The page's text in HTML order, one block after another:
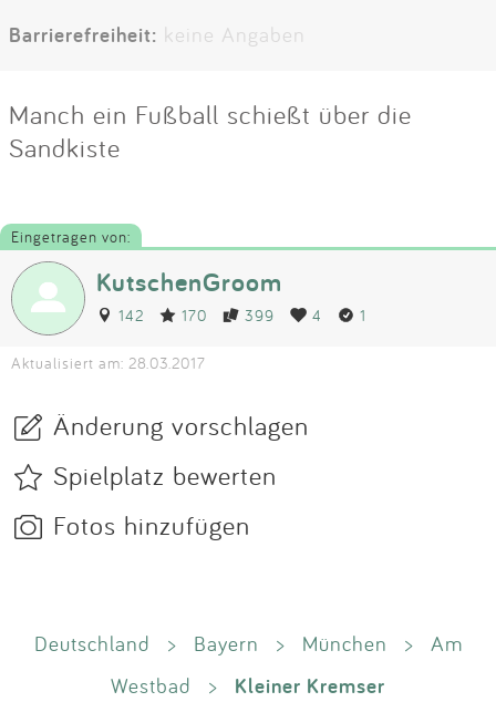
Barrierefreiheit: keine Angaben
Manch ein Fußball schießt über die
Sandkiste
Eingetragen von:
KutschenGroom
142 170 399 4 1
Aktualisiert am: 28.03.2017
Änderung vorschlagen
Spielplatz bewerten
Fotos hinzufügen
Deutschland > Bayern > München >
Am
Westbad
> Kleiner Kremser